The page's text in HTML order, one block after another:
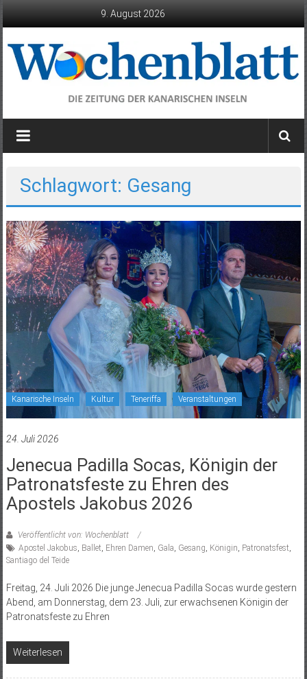
9. August 2026
Wochenblatt
die
Kanarischen
Inseln
Schlagwort: Gesang
Kanarische Inseln Kultur Teneriffa Veranstaltungen
24. Juli 2026
Jenecua Padilla Socas, Königin der
Patronatsfeste zu Ehren des
Apostels Jakobus 2026
Veröffentlicht von: Wochenblatt
Apostel Jakobus Ballet Ehren Damen Gala Gesang Königin Patronatsfest
Santiago del Teide
Freitag, 24. Juli 2026 Die junge Jenecua Padilla Socas wurde gestern
Abend, am Donnerstag, dem 23. Juli, zur erwachsenen Königin der
Patronatsfeste zu Ehren
Weiterlesen